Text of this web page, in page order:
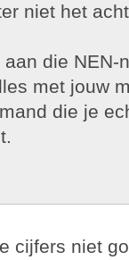
niet het
die NEN-
met jouw
die je
cijfers niet